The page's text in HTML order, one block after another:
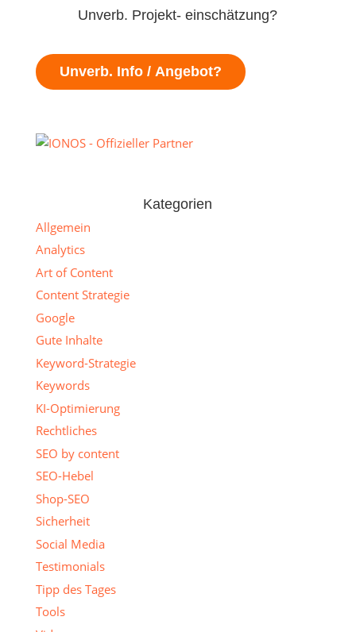
Unverb. Projekt- einschätzung?
Unverb. Info / Angebot?
Kategorien
Allgemein
Analytics
Art of Content
Content Strategie
Google
Gute Inhalte
Keyword-Strategie
Keywords
KI-Optimierung
Rechtliches
SEO by content
SEO-Hebel
Shop-SEO
Sicherheit
Social Media
Testimonials
Tipp des Tages
Tools